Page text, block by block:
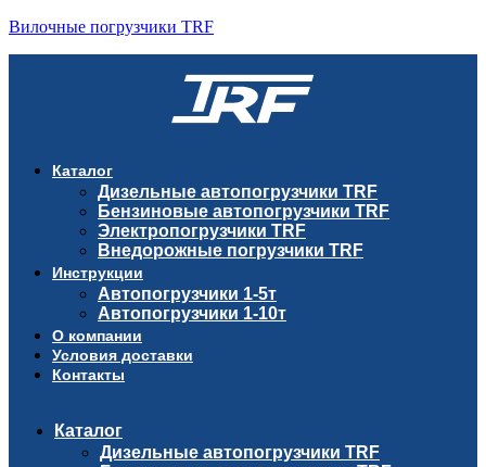
Вилочные погрузчики TRF
Каталог
Дизельные автопогрузчики TRF
Бензиновые автопогрузчики TRF
Электропогрузчики TRF
Внедорожные погрузчики TRF
Инструкции
Автопогрузчики 1-5т
Автопогрузчики 1-10т
О компании
Условия доставки
Контакты
Каталог
Дизельные автопогрузчики TRF